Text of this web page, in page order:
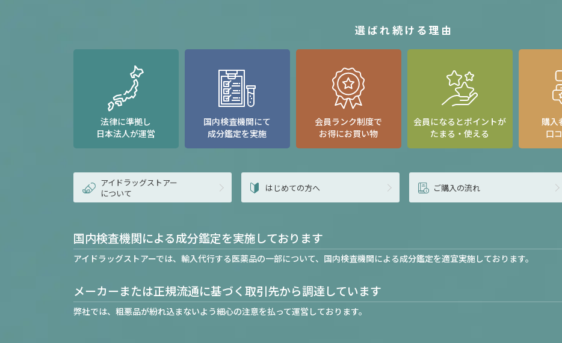
選ばれ続ける理由
法律に準拠し
日本法人が運営
国内検査機関にて
成分鑑定を実施
会員ランク制度で
お得にお買い物
会員になるとポイントが
たまる・使える
購入
口
アイドラッグストアー
について
はじめての方へ ご購入の流れ
国内検査機関による成分鑑定を実施しております
アイドラッグストアーでは、輸入代行する医薬品の一部について、国内検査機関による成分鑑定を適宜実施しております。
メーカーまたは正規流通に基づく取引先から調達しています
弊社では、粗悪品が紛れ込まないよう細心の注意を払って運営しております。